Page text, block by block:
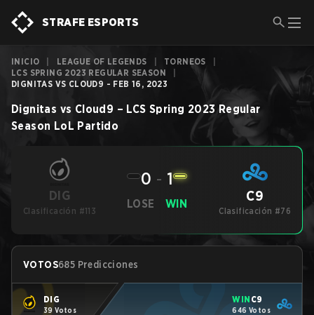
STRAFE ESPORTS
INICIO LEAGUE OF LEGENDS TORNEOS
LCS SPRING 2023 REGULAR SEASON
DIGNITAS VS CLOUD9 - FEB 16, 2023
Dignitas vs Cloud9 – LCS Spring 2023 Regular
Season LoL Partido
DIG
Clasificación #113
LOSE
0 - 1
WIN C9
Clasificación #76
VOTOS685 Predicciones
DIG
39 Votos
WIN C9
646 Votos